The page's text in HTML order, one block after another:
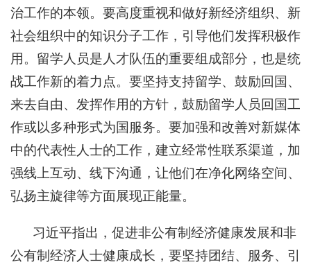
治工作的本领。要高度重视和做好新经济组织、新
社会组织中的知识分子工作，引导他们发挥积极作
用。留学人员是人才队伍的重要组成部分，也是统
战工作新的着力点。要坚持支持留学、鼓励回国、
来去自由、发挥作用的方针，鼓励留学人员回国工
作或以多种形式为国服务。要加强和改善对新媒体
中的代表性人士的工作，建立经常性联系渠道，加
强线上互动、线下沟通，让他们在净化网络空间、
弘扬主旋律等方面展现正能量。
习近平指出，促进非公有制经济健康发展和非
公有制经济人士健康成长，要坚持团结、服务、引